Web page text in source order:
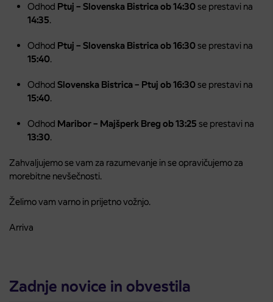
Odhod Ptuj – Slovenska Bistrica ob 14:30se prestavi na
14:35.
Odhod Ptuj – Slovenska Bistrica ob 16:30se prestavi na
15:40.
Odhod Slovenska Bistrica – Ptuj ob 16:30se prestavi na
15:40.
Odhod Maribor – Majšperk Breg ob 13:25 se prestavi na
13:30.
Zahvaljujemo se vam za razumevanje in se opravičujemo za
morebitne nevšečnosti.
Želimo vam varno in prijetno vožnjo.
Arriva
Zadnje novice in obvestila